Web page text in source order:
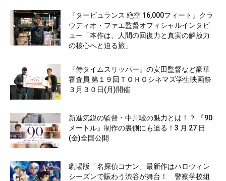
『タービュランス 絶空 16,000フィート』クラ
ウディオ・ファエ監督オフィシャルインタビ
ュー「本作は、人間の回復力と真実の解放力
の核心へと迫る旅」
『侍タイムスリッパー』の安田監督など豪華
審査員 第１９回ＴＯＨＯシネマズ学生映画祭
３月３０日(月)開催
新進気鋭の監督・中川駿の魅力とは！？ 『90
メートル』制作の裏側にも迫る！3 月 27 日
(金)全国公開
劇場版「名探偵コナン」最新作はハロウィン
シーズンで賑わう渋谷が舞台！ 警察学校組